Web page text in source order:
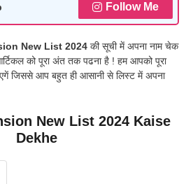
Follow Me
New List 2024 की सूची में अपना नाम चेक
को पूरा अंत तक पढना है ! हम आपको पूरा
जिससे आप बहुत ही आसानी से लिस्ट में अपना
New List 2024 Kaise
Dekhe